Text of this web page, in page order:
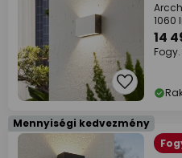
1060
14
Mennyiségi kedvezmény